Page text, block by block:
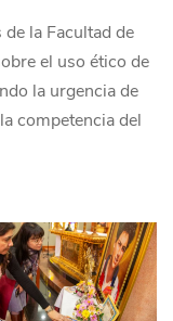
la Facultad de
el uso ético de
la urgencia de
competencia del